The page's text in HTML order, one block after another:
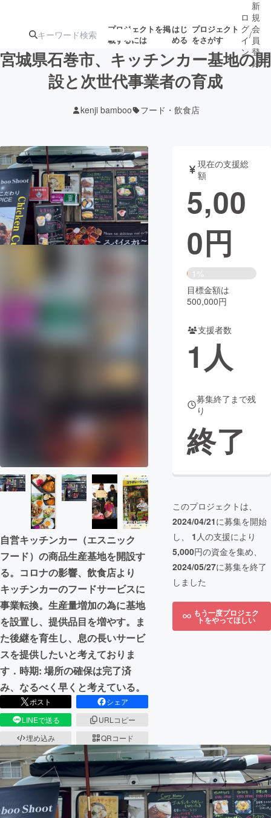
プロジェクトを掲
載するには
はじ
める
プロジェクト
をさがす
ターン
ジェクト
募集終了が近いプ
ロジェクト
アート・写真 音楽
テクノロジー・ガジェット ゲーム・サ
映像・映画 書籍・雑誌
チャレンジ
CAMPFIRE Creation
CAMPFIREふるさと納税
コミュニティ
ロ
グ
イ
ン
/
新
規
会
員
登
録
宮城県石巻市、キッチンカー基地の開
設と次世代事業者の育成
kenji bamboo フード・飲食店
自営キッチンカー（エスニック
フード）の商品生産基地を開設す
る。コロナの影響、飲食店より
キッチンカーのフードサービスに
事業転換。生産量増加の為に基地
を設置し、提供品目を増やす。ま
た後継を育生し、息の長いサービ
スを提供したいと考えておりま
す．時期: 場所の確保は完了済
み、なるべく早くと考えている。
ポスト
シェア
LINEで送る
URLコピー
埋め込み
QRコード
現在の支援総
額
5,00
0円
1%
目標金額は
500,000円
支援者数
1人
募集終了まで残
り
終了
このプロジェクトは、
2024/04/21に募集を開始
し、 1 人の支援により
5,000円の資金を集め、
2024/05/27に募集を終了
しました
もう一度プロジェク
トをやってほしい